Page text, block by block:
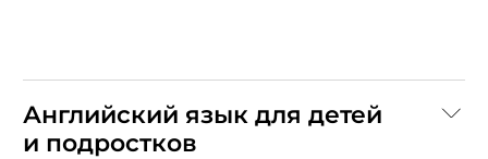
Английский язык для детей
и подростков